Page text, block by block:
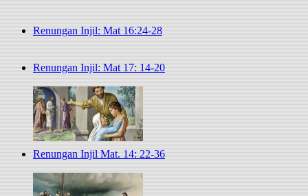
Renungan Injil: Mat 16:24-28
Renungan Injil: Mat 17: 14-20
Renungan Injil Mat. 14: 22-36